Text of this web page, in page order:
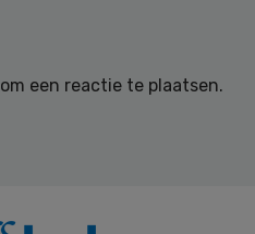
om een reactie te plaatsen.